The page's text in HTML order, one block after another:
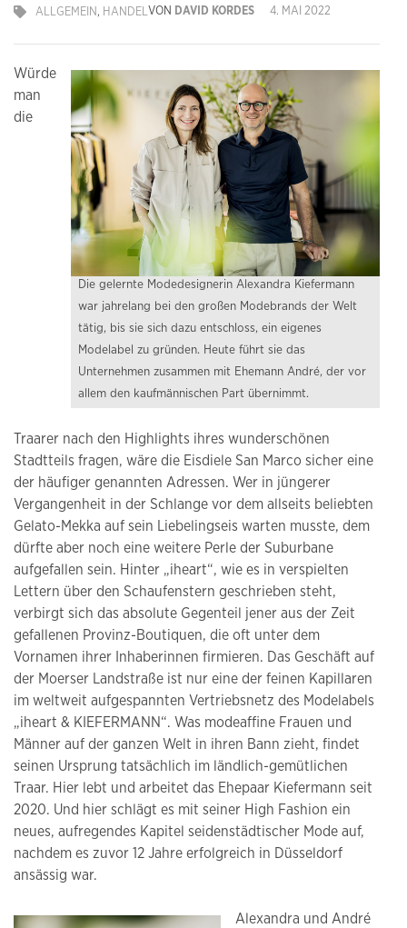
VON DAVID KORDES 4. MAI 2022
ALLGEMEIN, HANDEL
Die gelernte Modedesignerin Alexandra Kiefermann
war jahrelang bei den großen Modebrands der Welt
tätig, bis sie sich dazu entschloss, ein eigenes
Modelabel zu gründen. Heute führt sie das
Unternehmen zusammen mit Ehemann André, der vor
allem den kaufmännischen Part übernimmt.
Würde
man
die
Traarer nach den Highlights ihres wunderschönen
Stadtteils fragen, wäre die Eisdiele San Marco sicher eine
der häufiger genannten Adressen. Wer in jüngerer
Vergangenheit in der Schlange vor dem allseits beliebten
Gelato-Mekka auf sein Liebelingseis warten musste, dem
dürfte aber noch eine weitere Perle der Suburbane
aufgefallen sein. Hinter „iheart“, wie es in verspielten
Lettern über den Schaufenstern geschrieben steht,
verbirgt sich das absolute Gegenteil jener aus der Zeit
gefallenen Provinz-Boutiquen, die oft unter dem
Vornamen ihrer Inhaberinnen firmieren. Das Geschäft auf
der Moerser Landstraße ist nur eine der feinen Kapillaren
im weltweit aufgespannten Vertriebsnetz des Modelabels
„iheart & KIEFERMANN“. Was modeaffine Frauen und
Männer auf der ganzen Welt in ihren Bann zieht, findet
seinen Ursprung tatsächlich im ländlich-gemütlichen
Traar. Hier lebt und arbeitet das Ehepaar Kiefermann seit
2020. Und hier schlägt es mit seiner High Fashion ein
neues, aufregendes Kapitel seidenstädtischer Mode auf,
nachdem es zuvor 12 Jahre erfolgreich in Düsseldorf
ansässig war.
Alexandra und André